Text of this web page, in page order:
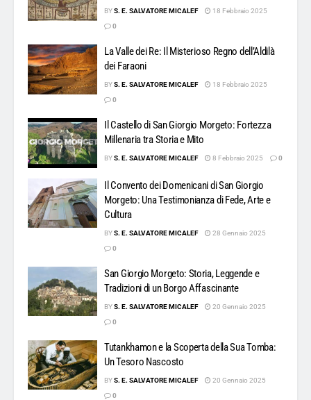
BYS. E. SALVATORE MICALEF
18 Febbraio 2025
0
La Valle dei Re: Il Misterioso Regno dell’Aldilà
dei Faraoni
BYS. E. SALVATORE MICALEF
18 Febbraio 2025
0
Il Castello di San Giorgio Morgeto: Fortezza
Millenaria tra Storia e Mito
BYS. E. SALVATORE MICALEF 8 Febbraio 2025 0
Il Convento dei Domenicani di San Giorgio
Morgeto: Una Testimonianza di Fede, Arte e
Cultura
BYS. E. SALVATORE MICALEF
28 Gennaio 2025
0
San Giorgio Morgeto: Storia, Leggende e
Tradizioni di un Borgo Affascinante
BYS. E. SALVATORE MICALEF
20 Gennaio 2025
0
Tutankhamon e la Scoperta della Sua Tomba:
Un Tesoro Nascosto
BYS. E. SALVATORE MICALEF
20 Gennaio 2025
0